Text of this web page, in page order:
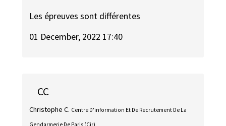
Les épreuves sont différentes
01 December, 2022 17:40
CC
Christophe C. Centre D'information Et De Recrutement De La